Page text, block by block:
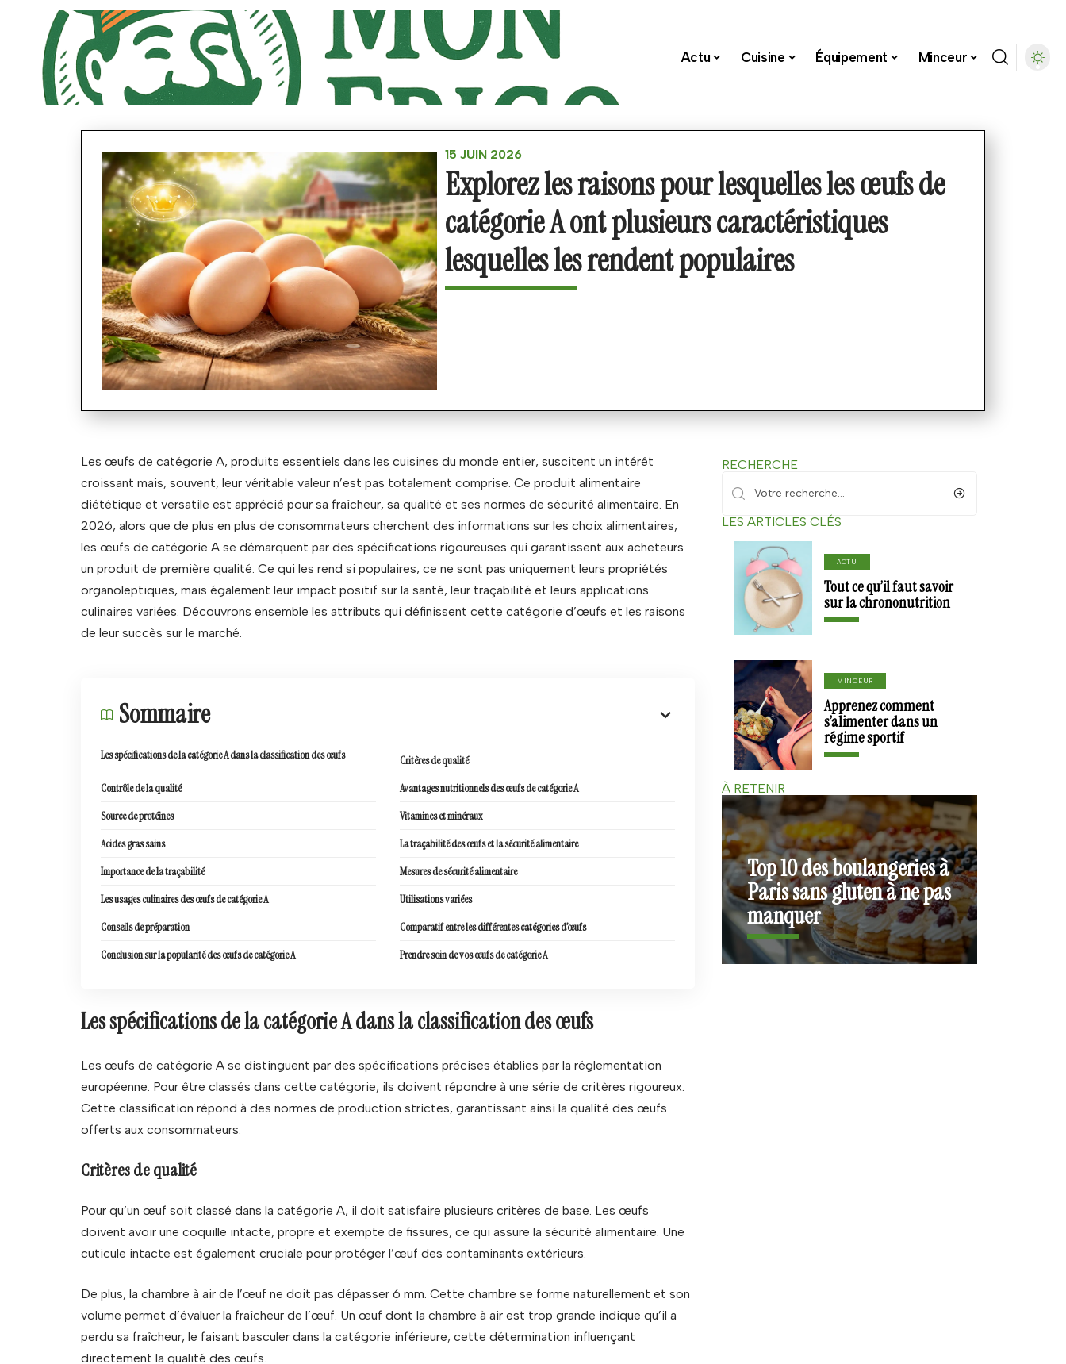
Actu Cuisine Équipement Minceur
15 JUIN 2026
Explorez les raisons pour lesquelles les œufs de
catégorie A ont plusieurs caractéristiques
lesquelles les rendent populaires
Les œufs de catégorie A, produits essentiels dans les cuisines du monde entier, suscitent un intérêt
croissant mais, souvent, leur véritable valeur n’est pas totalement comprise. Ce produit alimentaire
diététique et versatile est apprécié pour sa fraîcheur, sa qualité et ses normes de sécurité alimentaire. En
2026, alors que de plus en plus de consommateurs cherchent des informations sur les choix alimentaires,
les œufs de catégorie A se démarquent par des spécifications rigoureuses qui garantissent aux acheteurs
un produit de première qualité. Ce qui les rend si populaires, ce ne sont pas uniquement leurs propriétés
organoleptiques, mais également leur impact positif sur la santé, leur traçabilité et leurs applications
culinaires variées. Découvrons ensemble les attributs qui définissent cette catégorie d’œufs et les raisons
de leur succès sur le marché.
Sommaire
Les spécifications de la catégorie A dans la classification des œufs
Critères de qualité
Contrôle de la qualité
Avantages nutritionnels des œufs de catégorie A
Source de protéines
Vitamines et minéraux
Acides gras sains
La traçabilité des œufs et la sécurité alimentaire
Importance de la traçabilité
Mesures de sécurité alimentaire
Les usages culinaires des œufs de catégorie A
Utilisations variées
Conseils de préparation
Comparatif entre les différentes catégories d’œufs
Conclusion sur la popularité des œufs de catégorie A
Prendre soin de vos œufs de catégorie A
Les spécifications de la catégorie A dans la classification des œufs
Les œufs de catégorie A se distinguent par des spécifications précises établies par la réglementation
européenne. Pour être classés dans cette catégorie, ils doivent répondre à une série de critères rigoureux.
Cette classification répond à des normes de production strictes, garantissant ainsi la qualité des œufs
offerts aux consommateurs.
Critères de qualité
Pour qu’un œuf soit classé dans la catégorie A, il doit satisfaire plusieurs critères de base. Les œufs
doivent avoir une coquille intacte, propre et exempte de fissures, ce qui assure la sécurité alimentaire. Une
cuticule intacte est également cruciale pour protéger l’œuf des contaminants extérieurs.
De plus, la chambre à air de l’œuf ne doit pas dépasser 6 mm. Cette chambre se forme naturellement et son
volume permet d’évaluer la fraîcheur de l’œuf. Un œuf dont la chambre à air est trop grande indique qu’il a
perdu sa fraîcheur, le faisant basculer dans la catégorie inférieure, cette détermination influençant
directement la qualité des œufs.
RECHERCHE
LES ARTICLES CLÉS
ACTU
Tout ce qu’il faut savoir
sur la chrononutrition
MINCEUR
Apprenez comment
s’alimenter dans un
régime sportif
À RETENIR
Top 10 des boulangeries à
Paris sans gluten à ne pas
manquer